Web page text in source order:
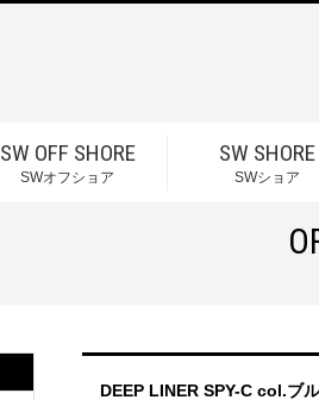
SW OFF SHORE
SWオフショア
SW SHORE
SWショア
DEEP LINER SPY-C col.